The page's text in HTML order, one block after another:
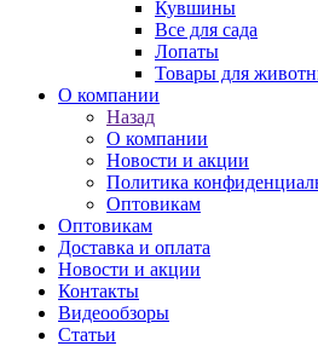
Кувшины
Все для сада
Лопаты
Товары для
О компании
Назад
О компании
Новости и акции
Политика
Оптовикам
Оптовикам
Доставка и оплата
Новости и акции
Контакты
Видеообзоры
Статьи